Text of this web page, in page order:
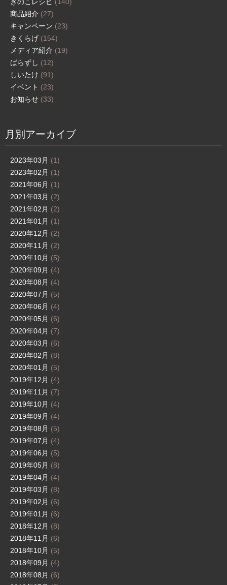
商品紹介 (27)
キャンペーン (23)
きくらげ (154)
メディア紹介 (19)
ばらずし (12)
しいたけ (91)
イベント (23)
お知らせ (33)
月別アーカイブ
2023年03月 (1)
2023年02月 (1)
2021年06月 (1)
2021年03月 (2)
2021年02月 (2)
2021年01月 (1)
2020年12月 (2)
2020年11月 (2)
2020年10月 (5)
2020年09月 (4)
2020年08月 (4)
2020年07月 (5)
2020年06月 (4)
2020年05月 (6)
2020年04月 (7)
2020年03月 (6)
2020年02月 (8)
2020年01月 (5)
2019年12月 (4)
2019年11月 (7)
2019年10月 (4)
2019年09月 (4)
2019年08月 (5)
2019年07月 (4)
2019年06月 (5)
2019年05月 (8)
2019年04月 (4)
2019年03月 (8)
2019年02月 (6)
2019年01月 (6)
2018年12月 (8)
2018年11月 (6)
2018年10月 (5)
2018年09月 (4)
2018年08月 (6)